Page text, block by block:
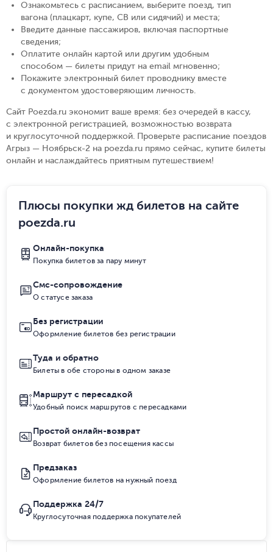
Ознакомьтесь с расписанием, выберите поезд, тип
вагона (плацкарт, купе, СВ или сидячий) и места;
Введите данные пассажиров, включая паспортные
сведения;
Оплатите онлайн картой или другим удобным
способом — билеты придут на email мгновенно;
Покажите электронный билет проводнику вместе
с документом удостоверяющим личность.
Сайт Poezda.ru экономит ваше время: без очередей в кассу,
с электронной регистрацией, возможностью возврата
и круглосуточной поддержкой. Проверьте расписание поездов
Агрыз — Ноябрьск-2 на poezda.ru прямо сейчас, купите билеты
онлайн и наслаждайтесь приятным путешествием!
Плюсы покупки жд билетов на сайте
poezda.ru
Онлайн-покупка
Покупка билетов за пару минут
Смс-сопровождение
О статусе заказа
Без регистрации
Оформление билетов без регистрации
Туда и обратно
Билеты в обе стороны в одном заказе
Маршрут с пересадкой
Удобный поиск маршрутов с пересадками
Простой онлайн-возврат
Возврат билетов без посещения кассы
Предзаказ
Оформление билетов на нужный поезд
Поддержка 24/7
Круглосуточная поддержка покупателей